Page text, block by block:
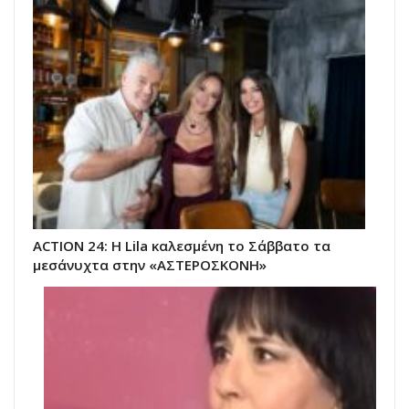
ACTION 24: Η Lila καλεσμένη το Σάββατο τα
μεσάνυχτα στην «ΑΣΤΕΡΟΣΚΟΝΗ»